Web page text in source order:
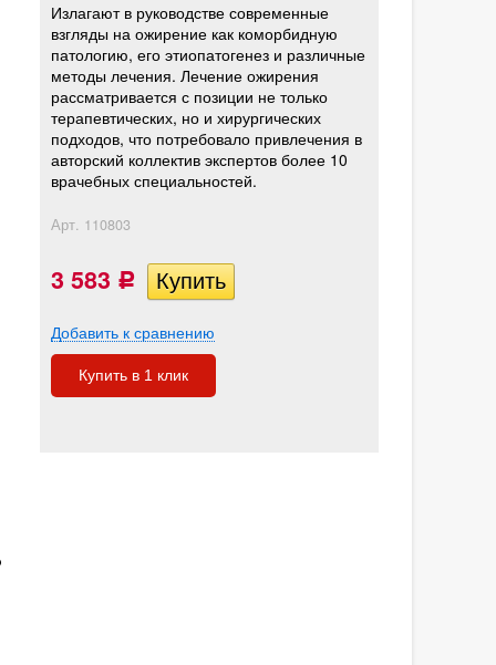
Излагают в руководстве современные
взгляды на ожирение как коморбидную
патологию, его этиопатогенез и различные
методы лечения. Лечение ожирения
рассматривается с позиции не только
терапевтических, но и хирургических
подходов, что потребовало привлечения в
авторский коллектив экспертов более 10
врачебных специальностей.
Арт. 110803
3 583 Р
Добавить к сравнению
Купить в 1 клик